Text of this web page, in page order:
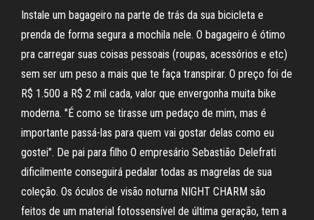
Instale um bagageiro na parte de trás da sua bicicleta e
prenda de forma segura a mochila nele. O bagageiro é ótimo
pra carregar suas coisas pessoais (roupas, acessórios e etc)
sem ser um peso a mais que te faça transpirar. O preço foi de
R$ 1.500 a R$ 2 mil cada, valor que envergonha muita bike
moderna. "É como se tirasse um pedaço de mim, mas é
importante passá-las para quem vai gostar delas como eu
gostei". De pai para filho O empresário Sebastião Delefrati
dificilmente conseguirá pedalar todas as magrelas de sua
coleção. Os óculos de visão noturna NIGHT CHARM são
feitos de um material fotossensível de última geração, tem a